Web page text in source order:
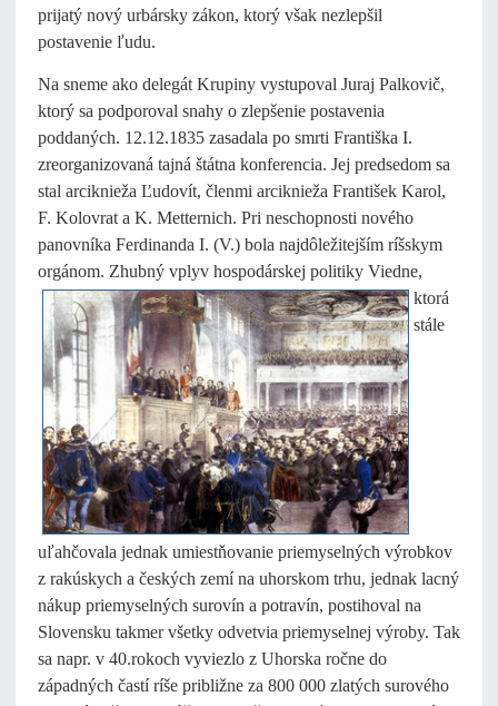
prijatý nový urbársky zákon, ktorý však nezlepšil
postavenie ľudu.
Na sneme ako delegát Krupiny vystupoval Juraj Palkovič,
ktorý sa podporoval snahy o zlepšenie postavenia
poddaných. 12.12.1835 zasadala po smrti Františka I.
zreorganizovaná tajná štátna konferencia. Jej predsedom sa
stal arciknieža Ľudovít, členmi arciknieža František Karol,
F. Kolovrat a K. Metternich. Pri neschopnosti nového
panovníka Ferdinanda I. (V.) bola najdôležitejším ríšskym
orgánom. Zhubný vplyv hospodárskej politiky Viedne,
ktorá
stále
uľahčovala jednak umiestňovanie priemyselných výrobkov
z rakúskych a českých zemí na uhorskom trhu, jednak lacný
nákup priemyselných surovín a potravín, postihoval na
Slovensku takmer všetky odvetvia priemyselnej výroby. Tak
sa napr. v 40.rokoch vyviezlo z Uhorska ročne do
západných častí ríše približne za 800 000 zlatých surového